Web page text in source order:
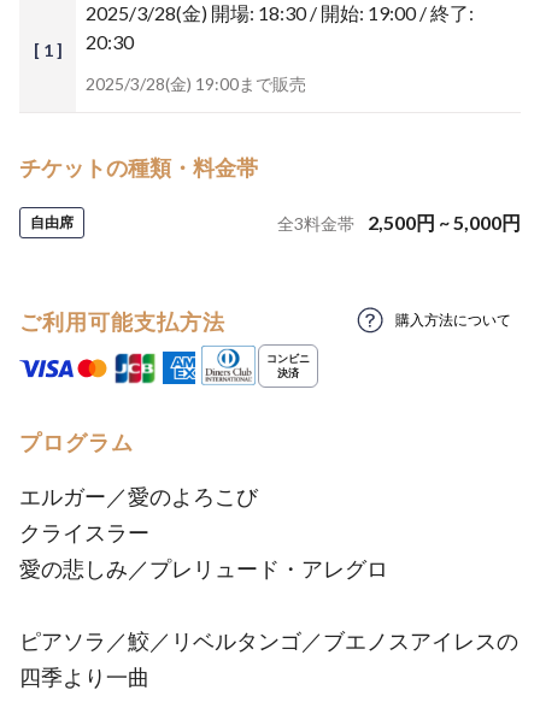
[ 1 ]
2025/3/28(金) 開場: 18:30 / 開始: 19:00 / 終了:
20:30
2025/3/28(金) 19:00まで販売
チケットの種類・料金帯
自由席 全3料金帯 2,500円 ~5,000円
ご利用可能支払方法 購入方法について
プログラム
エルガー／愛のよろこび
クライスラー
愛の悲しみ／プレリュード・アレグロ
ピアソラ／鮫／リベルタンゴ／ブエノスアイレスの
四季より一曲